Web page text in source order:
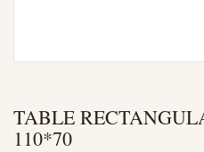
TABLE
110*70